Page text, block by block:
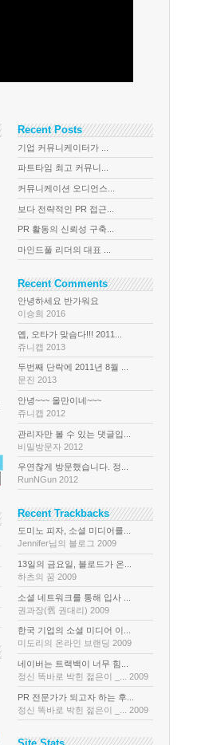
Recent Posts
기업 커뮤니케이터가 ...
파트타임 최고 커뮤니...
커뮤니케이션 오디언스...
보다 전략적인 PR 접근...
PR 활동의 신뢰성 구축...
마인드풀 리더의 대표 ...
Recent Comments
안녕하세요 반가워요
이승희 2016
옙, 오타가 맞슴다!!! 2011...
쥬니캡 2013
두번째 단락에 2011년 8월 ...
문진 2013
안녕~~~ 올만이네~~~
쥬니캡 2012
관리자만 볼 수 있는 댓글입...
비밀방문자 2012
우연찮게 방문했습니다. 정...
RunNGun 2012
Recent Trackbacks
도미노 피자, 소셜 미디어를...
Jennifer님의 블로그 2009
13일의 금요일, 블로드가 온...
하츠의 꿈 2009
소셜 네트워크를 통해 입사 ...
권과장(舊 권대리) 2009
한국 기업의 소셜 미디어 이...
미도리의 온라인 브랜딩 2009
네이버는 트랙백이 너무 힘...
정신 똑바로 박힌 젊은이 _... 2009
PR 전문가가 되고자 하는 후...
정신 똑바로 박힌 젊은이 _... 2009